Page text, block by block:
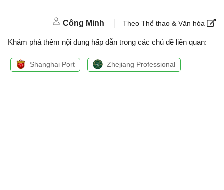
Công Minh Theo Thể thao & Văn hóa
Khám phá thêm nội dung hấp dẫn trong các chủ đề liên quan:
Shanghai Port Zhejiang Professional